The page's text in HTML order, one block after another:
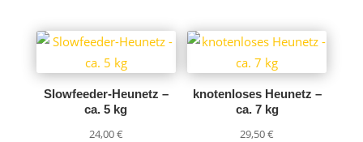
Slowfeeder-Heunetz –
ca. 5 kg
24,00€
knotenloses Heunetz –
ca. 7 kg
29,50€